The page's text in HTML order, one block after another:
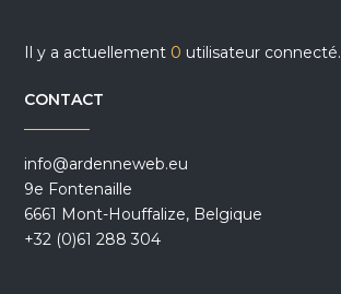
Il y a actuellement 0 utilisateur connecté.
CONTACT
info@ardenneweb.eu
9e Fontenaille
6661 Mont-Houffalize, Belgique
+32 (0)61 288 304